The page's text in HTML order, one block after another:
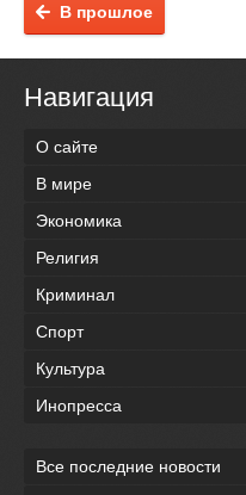
В прошлое
Навигация
О сайте
В мире
Экономика
Религия
Криминал
Спорт
Культура
Инопресса
Все последние новости